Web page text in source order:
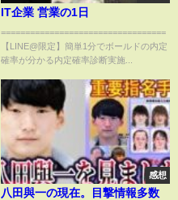
IT企業 営業の1日
==================================
【LINE@限定】簡単1分でボールドの内定
確率が分かる内定確率診断実施...
感想
八田與一の現在。目撃情報多数